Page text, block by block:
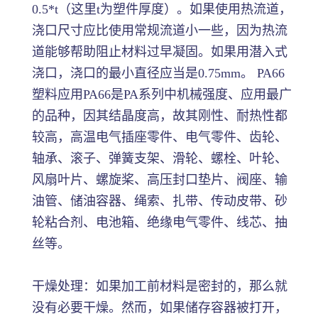
0.5*t（这里t为塑件厚度）。如果使用热流道，
浇口尺寸应比使用常规流道小一些，因为热流
道能够帮助阻止材料过早凝固。如果用潜入式
浇口，浇口的最小直径应当是0.75mm。 PA66
塑料应用PA66是PA系列中机械强度、应用最广
的品种，因其结晶度高，故其刚性、耐热性都
较高，高温电气插座零件、电气零件、齿轮、
轴承、滚子、弹簧支架、滑轮、螺栓、叶轮、
风扇叶片、螺旋桨、高压封口垫片、阀座、输
油管、储油容器、绳索、扎带、传动皮带、砂
轮粘合剂、电池箱、绝缘电气零件、线芯、抽
丝等。
干燥处理：如果加工前材料是密封的，那么就
没有必要干燥。然而，如果储存容器被打开，